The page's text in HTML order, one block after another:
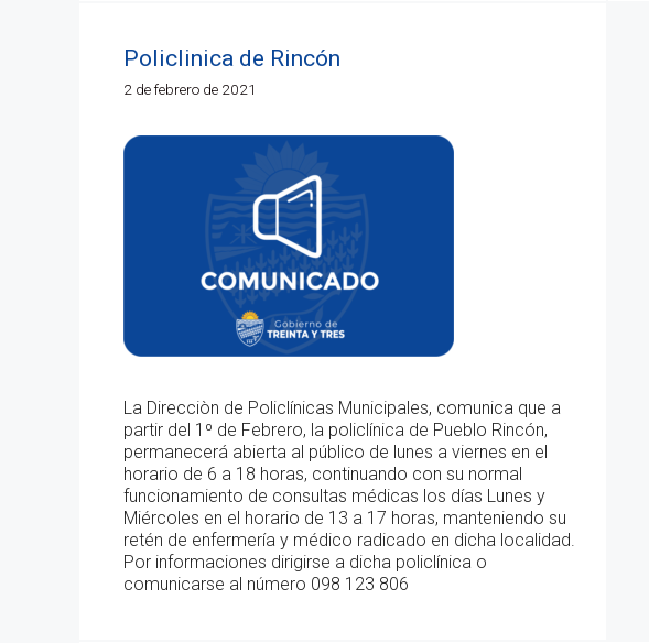
Policlinica de Rincón
2 de febrero de 2021
La Direcciòn de Policlínicas Municipales, comunica que a
partir del 1º de Febrero, la policlínica de Pueblo Rincón,
permanecerá abierta al público de lunes a viernes en el
horario de 6 a 18 horas, continuando con su normal
funcionamiento de consultas médicas los días Lunes y
Miércoles en el horario de 13 a 17 horas, manteniendo su
retén de enfermería y médico radicado en dicha localidad.
Por informaciones dirigirse a dicha policlínica o
comunicarse al número 098 123 806